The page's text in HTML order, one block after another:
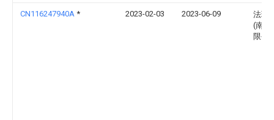
CN116247940A * 2023-02-03 2023-06-09
法瑞
(南通
限公